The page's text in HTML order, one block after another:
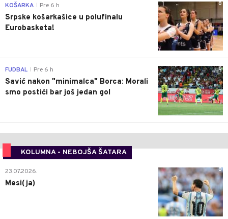
0
KOŠARKA Pre 6 h
Srpske košarkašice u polufinalu
Eurobasketa!
0
FUDBAL Pre 6 h
Savić nakon "minimalca" Borca: Morali
smo postići bar još jedan gol
KOLUMNA - NEBOJŠA ŠATARA
0
23.07.2026.
Mesi(ja)